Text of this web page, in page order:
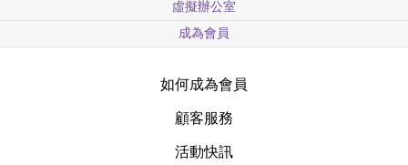
虛擬辦公室
成為會員
如何成為會員
顧客服務
活動快訊